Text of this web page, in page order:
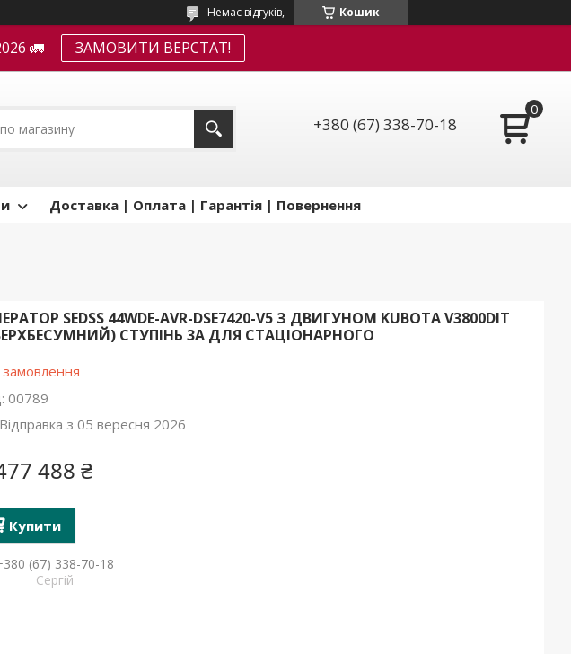
Кошик
Немає відгуків,
🚛 ЗАМОВИТИ ВЕРСТАТ!
+380 (67) 338-70-18
Доставка | Оплата | Гарантія | Повернення
SEDSS 44WDE-AVR-DSE7420-V5 З ДВИГУНОМ KUBOTA V3800DIT
СТУПІНЬ 3A ДЛЯ СТАЦІОНАРНОГО
замовлення
00789
Відправка з 05 вересня 2026
488 ₴
Купити
(67) 338-70-18
Сергій